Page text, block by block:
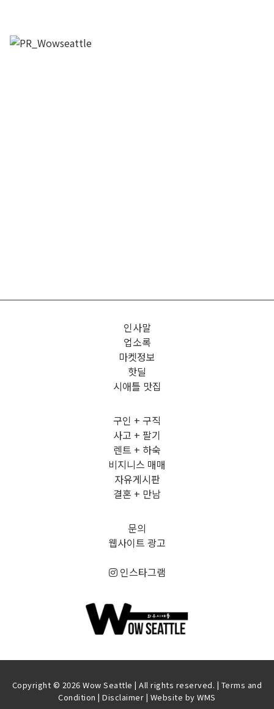
인사말
업소록
마켓정보
핫딜
시애틀 맛집
구인 + 구직
사고 + 팔기
렌트 + 하숙
비지니스 매매
자유게시판
결혼 + 만남
문의
웹사이트 광고
인스타그램
Copyright © 2026 Wow Seattle | All rights reserved. | Terms and
Condition |Disclaimer | Website byWMS